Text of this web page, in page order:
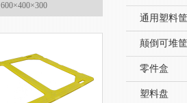
600×400×300
通用塑料筐
颠倒可堆筐
零件盒
塑料盘